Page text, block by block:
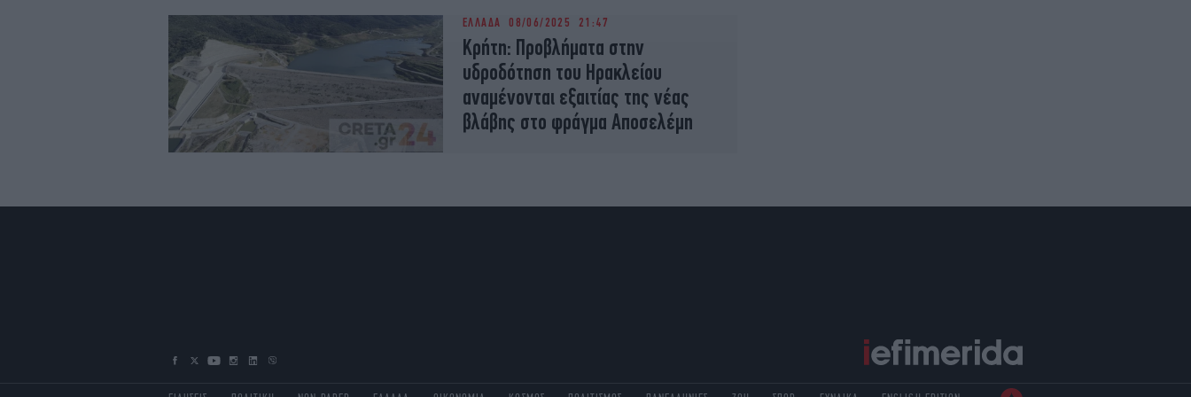
ΕΛΛΑΔΑ 08/06/2025 21:47
Κρήτη: Προβλήματα στην
υδροδότηση του Ηρακλείου
αναμένονται εξαιτίας της νέας
βλάβης στο φράγμα Αποσελέμη